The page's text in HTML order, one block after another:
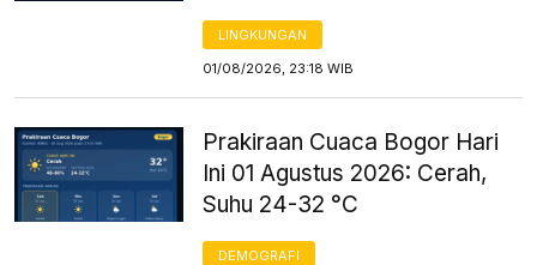
LINGKUNGAN
01/08/2026, 23:18 WIB
Prakiraan Cuaca Bogor Hari
Ini 01 Agustus 2026: Cerah,
Suhu 24-32 °C
DEMOGRAFI